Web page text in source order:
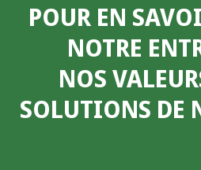
POUR EN
NOTRE
NOS
SOLUTIONS DE